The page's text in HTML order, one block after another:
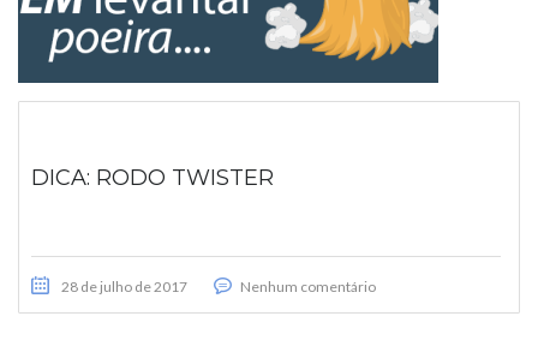
DICA: RODO TWISTER
28 de julho de 2017 Nenhum comentário